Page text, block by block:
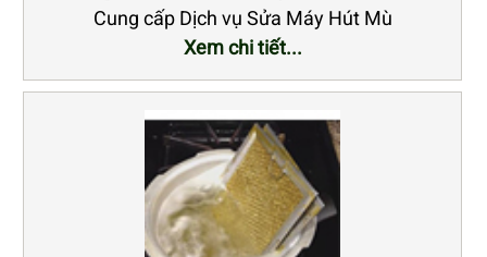
Cung cấp Dịch vụ Sửa Máy Hút Mù
Xem chi tiết...